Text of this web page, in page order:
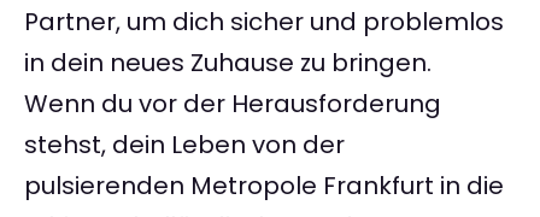
Partner, um dich sicher und problemlos
in dein neues Zuhause zu bringen.
Wenn du vor der Herausforderung
stehst, dein Leben von der
pulsierenden Metropole Frankfurt in die